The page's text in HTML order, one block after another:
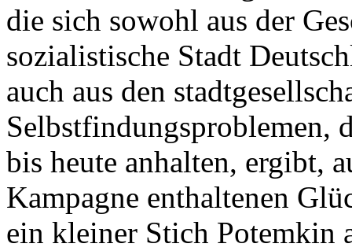
die sich sowohl aus der
sozialistische Stadt
auch aus den
Selbstfindungsproblemen,
bis heute anhalten, ergibt,
Kampagne enthaltenen
ein kleiner Stich Potemkin